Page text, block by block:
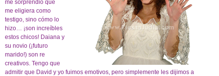
me sorprendió que
me eligiera como
testigo, sino cómo lo
hizo… ¡son increíbles
estos chicos! Daiana y
su novio (¡futuro
marido!) son re
creativos. Tengo que
admitir que David y yo fuimos emotivos, pero simplemente les dijimos a